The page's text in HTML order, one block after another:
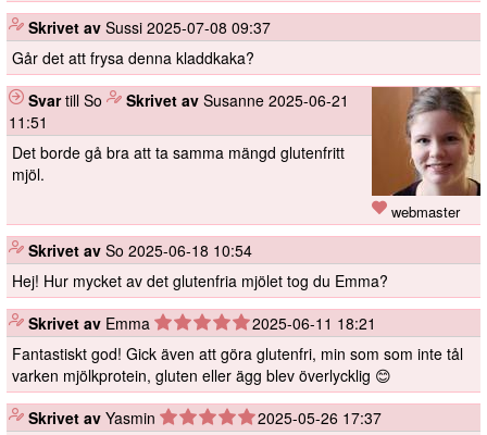
Skrivet av Sussi 2025-07-08 09:37
Går det att frysa denna kladdkaka?
webmaster
Svartill So Skrivet av Susanne 2025-06-21
11:51
Det borde gå bra att ta samma mängd glutenfritt
mjöl.
Skrivet av So 2025-06-18 10:54
Hej! Hur mycket av det glutenfria mjölet tog du Emma?
Skrivet av Emma
2025-06-11 18:21
Fantastiskt god! Gick även att göra glutenfri, min som som inte tål
varken mjölkprotein, gluten eller ägg blev överlycklig 😊
Skrivet av Yasmin
2025-05-26 17:37